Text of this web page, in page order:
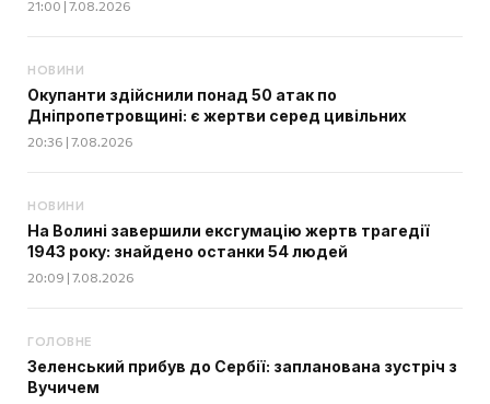
21:00 | 7.08.2026
НОВИНИ
Окупанти здійснили понад 50 атак по
Дніпропетровщині: є жертви серед цивільних
20:36 | 7.08.2026
НОВИНИ
На Волині завершили ексгумацію жертв трагедії
1943 року: знайдено останки 54 людей
20:09 | 7.08.2026
ГОЛОВНЕ
Зеленський прибув до Сербії: запланована зустріч з
Вучичем